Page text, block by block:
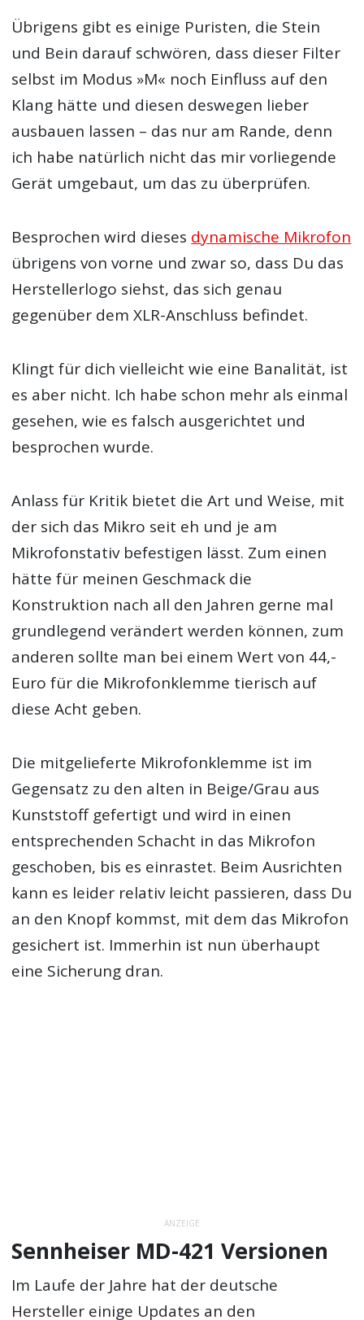
Übrigens gibt es einige Puristen, die Stein
und Bein darauf schwören, dass dieser Filter
selbst im Modus »M« noch Einfluss auf den
Klang hätte und diesen deswegen lieber
ausbauen lassen – das nur am Rande, denn
ich habe natürlich nicht das mir vorliegende
Gerät umgebaut, um das zu überprüfen.
Besprochen wird dieses dynamische Mikrofon
übrigens von vorne und zwar so, dass Du das
Herstellerlogo siehst, das sich genau
gegenüber dem XLR-Anschluss befindet.
Klingt für dich vielleicht wie eine Banalität, ist
es aber nicht. Ich habe schon mehr als einmal
gesehen, wie es falsch ausgerichtet und
besprochen wurde.
Anlass für Kritik bietet die Art und Weise, mit
der sich das Mikro seit eh und je am
Mikrofonstativ befestigen lässt. Zum einen
hätte für meinen Geschmack die
Konstruktion nach all den Jahren gerne mal
grundlegend verändert werden können, zum
anderen sollte man bei einem Wert von 44,-
Euro für die Mikrofonklemme tierisch auf
diese Acht geben.
Die mitgelieferte Mikrofonklemme ist im
Gegensatz zu den alten in Beige/Grau aus
Kunststoff gefertigt und wird in einen
entsprechenden Schacht in das Mikrofon
geschoben, bis es einrastet. Beim Ausrichten
kann es leider relativ leicht passieren, dass Du
an den Knopf kommst, mit dem das Mikrofon
gesichert ist. Immerhin ist nun überhaupt
eine Sicherung dran.
ANZEIGE
Sennheiser MD-421 Versionen
Im Laufe der Jahre hat der deutsche
Hersteller einige Updates an den